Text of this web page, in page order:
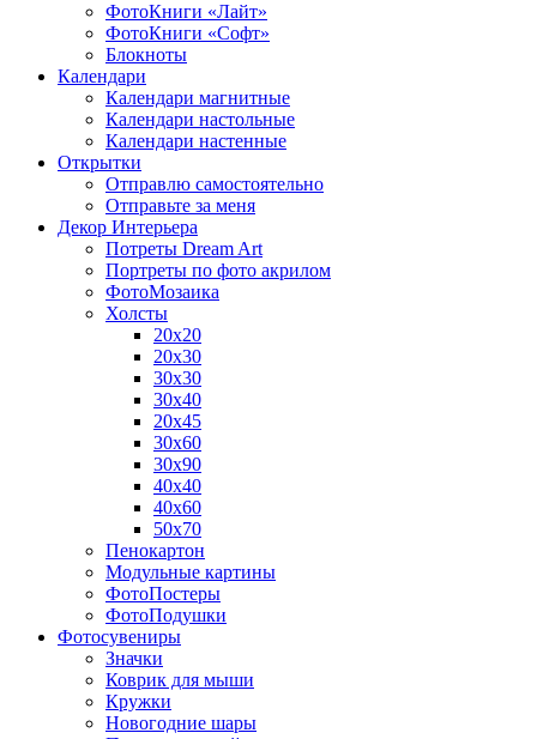
ФотоКниги «Лайт»
ФотоКниги «Софт»
Блокноты
Календари
Календари магнитные
Календари настольные
Календари настенные
Открытки
Отправлю самостоятельно
Отправьте за меня
Декор Интерьера
Потреты Dream Art
Портреты по фото акрилом
ФотоМозаика
Холсты
20х20
20х30
30х30
30х40
20х45
30х60
30х90
40х40
40х60
50х70
Пенокартон
Модульные картины
ФотоПостеры
ФотоПодушки
Фотоcувениры
Значки
Коврик для мыши
Кружки
Новогодние шары